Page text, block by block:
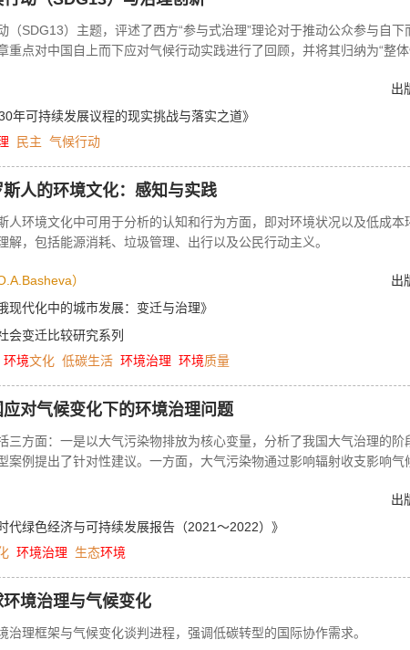
（SDG13）主题，评述了西方“参与式治理”理论对于推动公众参与自下
重点对中国自上而下应对气候行动实践进行了回顾，并将其归纳为“整体
出
年可持续发展议程的现实挑战与落实之道》
民主 气候行动
斯人的环境文化：感知与实践
人环境文化中可用于分析的认知和行为方面，即对环境状况以及低成本
解，包括能源消耗、垃圾管理、出行以及公民行动主义。
出
）
现代化中的城市发展：变迁与治理》
会变迁比较研究系列
环境文化 低碳生活 环境治理 环境质量
应对气候变化下的环境治理问题
三方面：一是以大气污染物排放为核心变量，分析了我国大气治理的阶
案例提出了针对性建议。一方面，大气污染物通过影响辐射收支影响气
产和生态环境造成不良影响；二是关于我国水环境治理成效的分析，从
保护修复等举措展示了水资源治理成果，并针对其中的问题提出了政策
准施策，不仅是中国持续打好碧水保卫战的重要举措，也是应对气候变
治理的相关研究，聚焦于固体废物分类、集中化和无害化处理等制度，
变化是全世界的共同挑战。当前全球气候变暖、极端天气等现象频现，
框架意义重大。
出
代绿色经济与可持续发展报告（2021～2022）》
环境治理 生态环境
环境治理与气候变化
治理框架与气候变化谈判进程，强调低碳转型的国际协作需求。